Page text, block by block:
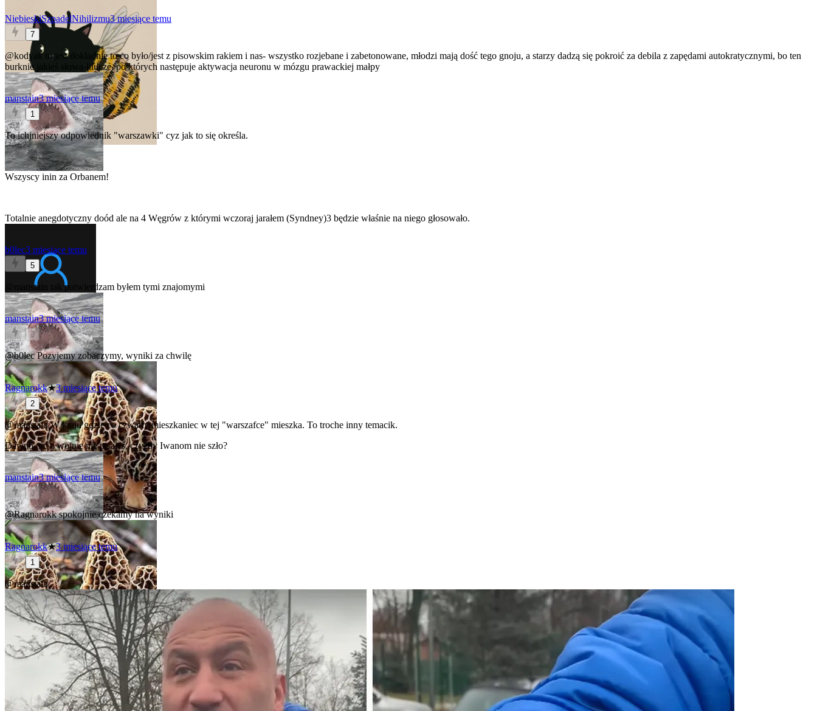
NiebieskiSzpadelNihilizmu3 miesiące temu
7
@kodyakto jest dokładnie to co było/jest z pisowskim rakiem i nas- wszystko rozjebane i zabetonowane, młodzi mają dość tego gnoju, a starzy dadzą się pokroić za debila z zapędami autokratycznymi, bo ten
burknie jakieś słowa-klucze, po których następuje aktywacja neuronu w mózgu prawackiej małpy
manstain3 miesiące temu
1
To ichjniejszy odpowiednik "warszawki" cyz jak to się określa.
Wszyscy inin za Orbanem!
Totalnie anegdotyczny doód ale na 4 Węgrów z którymi wczoraj jarałem (Syndney)3 będzie właśnie na niego głosowało.
b0lec3 miesiące temu
5
@manstain tak potwierdzam byłem tymi znajomymi
manstain3 miesiące temu
0
@b0lecPozyjemy zobaczymy, wyniki za chwilę
Ragnarokk★3 miesiące temu
2
@manstainW kraju gdzie co czwarty mieszkaniec w tej "warszafce" mieszka. To troche inny temacik.
Dawno nic o wojnie nie pisaleś, czyzby Iwanom nie szło?
manstain3 miesiące temu
0
@Ragnarokkspokojnie czekamy na wyniki
Ragnarokk★3 miesiące temu
1
@manstain